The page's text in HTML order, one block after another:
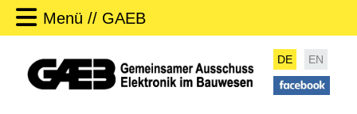
Menü // GAEB
DE EN